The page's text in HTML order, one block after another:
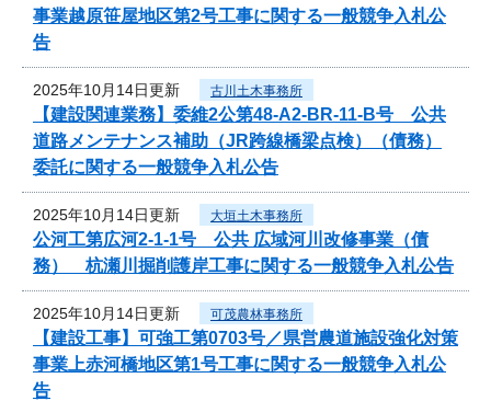
事業越原笹屋地区第2号工事に関する一般競争入札公
告
2025年10月14日更新 古川土木事務所
【建設関連業務】委維2公第48-A2-BR-11-B号 公共
道路メンテナンス補助（JR跨線橋梁点検）（債務）
委託に関する一般競争入札公告
2025年10月14日更新 大垣土木事務所
公河工第広河2-1-1号 公共 広域河川改修事業（債
務） 杭瀬川掘削護岸工事に関する一般競争入札公告
2025年10月14日更新 可茂農林事務所
【建設工事】可強工第0703号／県営農道施設強化対策
事業上赤河橋地区第1号工事に関する一般競争入札公
告